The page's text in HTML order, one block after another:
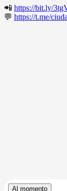
📲 https://bit.ly/
💬 https://t.me/
Al momento